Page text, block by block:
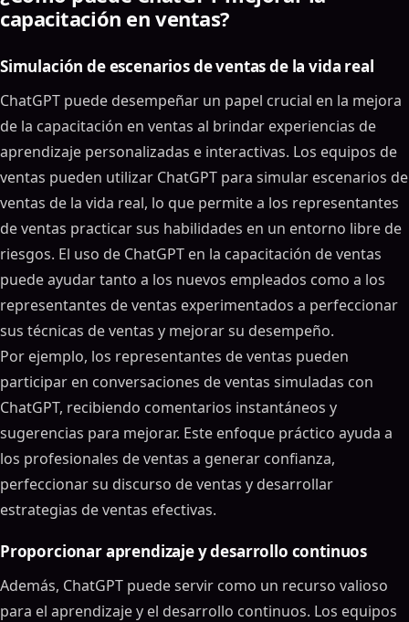
capacitación en ventas?
Simulación de escenarios de ventas de la vida real
ChatGPT puede desempeñar un papel crucial en la mejora
de la capacitación en ventas al brindar experiencias de
aprendizaje personalizadas e interactivas. Los equipos de
ventas pueden utilizar ChatGPT para simular escenarios de
ventas de la vida real, lo que permite a los representantes
de ventas practicar sus habilidades en un entorno libre de
riesgos. El uso de ChatGPT en la capacitación de ventas
puede ayudar tanto a los nuevos empleados como a los
representantes de ventas experimentados a perfeccionar
sus técnicas de ventas y mejorar su desempeño.
Por ejemplo, los representantes de ventas pueden
participar en conversaciones de ventas simuladas con
ChatGPT, recibiendo comentarios instantáneos y
sugerencias para mejorar. Este enfoque práctico ayuda a
los profesionales de ventas a generar confianza,
perfeccionar su discurso de ventas y desarrollar
estrategias de ventas efectivas.
Proporcionar aprendizaje y desarrollo continuos
Además, ChatGPT puede servir como un recurso valioso
para el aprendizaje y el desarrollo continuos. Los equipos